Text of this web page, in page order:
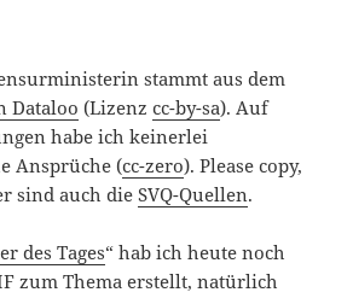
stammt aus dem
Dataloo (Lizenzcc-by-sa). Auf
habe ich keinerlei
Ansprüche (cc-zero). Please copy,
sind auch dieSVQ-Quellen.
des Tages“ hab ich heute noch
zum Thema erstellt, natürlich